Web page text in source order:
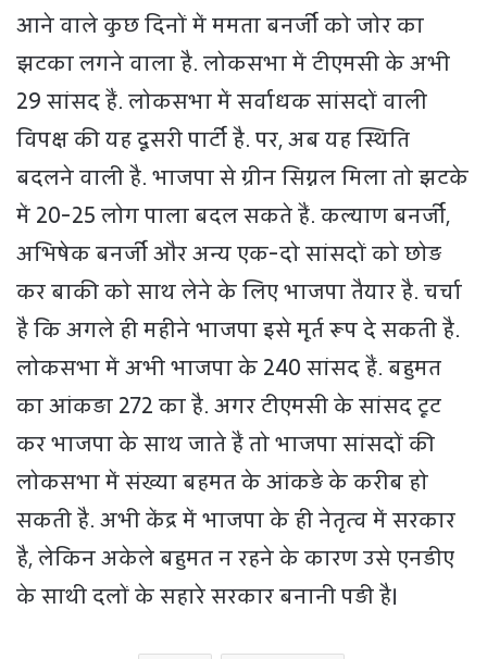
आने वाले कुछ दिनों में ममता बनर्जी को जोर का
झटका लगने वाला है. लोकसभा में टीएमसी के अभी
29 सांसद हैं. लोकसभा में सर्वाधक सांसदों वाली
विपक्ष की यह दूसरी पार्टी है. पर, अब यह स्थिति
बदलने वाली है. भाजपा से ग्रीन सिग्नल मिला तो झटके
में 20-25 लोग पाला बदल सकते हैं. कल्याण बनर्जी,
अभिषेक बनर्जी और अन्य एक-दो सांसदों को छोड़
कर बाकी को साथ लेने के लिए भाजपा तैयार है. चर्चा
है कि अगले ही महीने भाजपा इसे मूर्त रूप दे सकती है.
लोकसभा में अभी भाजपा के 240 सांसद हैं. बहुमत
का आंकड़ा 272 का है. अगर टीएमसी के सांसद टूट
कर भाजपा के साथ जाते हैं तो भाजपा सांसदों की
लोकसभा में संख्या बहमत के आंकड़े के करीब हो
सकती है. अभी केंद्र में भाजपा के ही नेतृत्व में सरकार
है, लेकिन अकेले बहुमत न रहने के कारण उसे एनडीए
के साथी दलों के सहारे सरकार बनानी पड़ी है।